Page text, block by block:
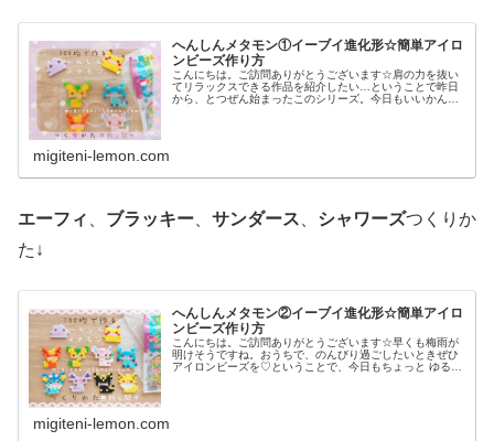
へんしんメタモン①イーブイ進化形☆簡単アイロ
ンビーズ作り方
こんにちは。ご訪問ありがとうございます☆肩の力を抜い
てリラックスできる作品を紹介したい…ということで昨日
から、とつぜん始まったこのシリーズ。今日もいいかんじ
migiteni-lemon.com
エーフィ ブラッキー サンダース シャワーズつくりか
た↓
へんしんメタモン②イーブイ進化形☆簡単アイロ
ンビーズ作り方
こんにちは。ご訪問ありがとうございます☆早くも梅雨が
明けそうですね。おうちで、のんびり過ごしたいときぜひ
アイロンビーズを♡ということで、今日もちょっと ゆる〜
migiteni-lemon.com